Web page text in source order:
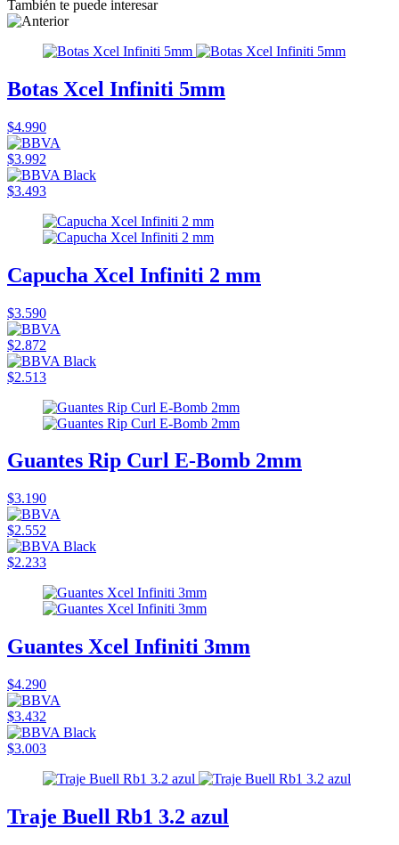
También te puede interesar
Botas Xcel Infiniti 5mm
$4.990
$3.992
$3.493
Capucha Xcel Infiniti 2 mm
$3.590
$2.872
$2.513
Guantes Rip Curl E-Bomb 2mm
$3.190
$2.552
$2.233
Guantes Xcel Infiniti 3mm
$4.290
$3.432
$3.003
Traje Buell Rb1 3.2 azul